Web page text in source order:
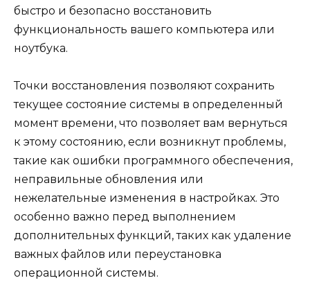
быстро и безопасно восстановить
функциональность вашего компьютера или
ноутбука.
Точки восстановления позволяют сохранить
текущее состояние системы в определенный
момент времени, что позволяет вам вернуться
к этому состоянию, если возникнут проблемы,
такие как ошибки программного обеспечения,
неправильные обновления или
нежелательные изменения в настройках. Это
особенно важно перед выполнением
дополнительных функций, таких как удаление
важных файлов или переустановка
операционной системы.